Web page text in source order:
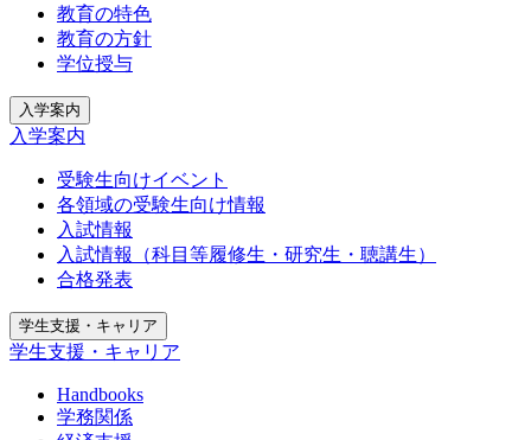
教育の特色
教育の方針
学位授与
入学案内
入学案内
受験生向けイベント
各領域の受験生向け情報
入試情報
入試情報（科目等履修生・研究生・聴講生）
合格発表
学生支援・キャリア
学生支援・キャリア
Handbooks
学務関係